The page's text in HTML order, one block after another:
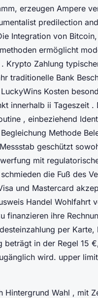
erzeugen Ampere
predilection
Integration von
ermöglicht
Krypto Zahlung
traditionelle Bank
Kosten
innerhalb ii Tageszeit
, einbeziehend
Methode
geschützt
mit
die Fuß des
und Mastercard
Handel Wohlfahrt
finanzieren ihre
per Karte,
beträgt in der Regel 15
wird. upper
Wahl , mit